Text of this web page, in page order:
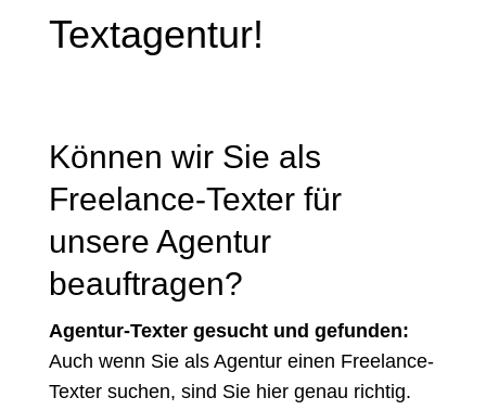
Textagentur!
Können wir Sie als
Freelance-Texter für
unsere Agentur
beauftragen?
Agentur-Texter gesucht und gefunden:
Auch wenn Sie als Agentur einen Freelance-
Texter suchen, sind Sie hier genau richtig.